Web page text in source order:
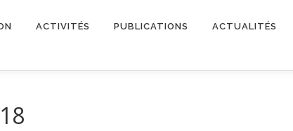
ACTIVITÉS PUBLICATIONS ACTUALITÉS